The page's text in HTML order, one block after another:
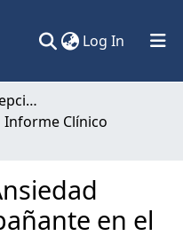
Log In (current)
Universidad de Concepción
Informe Clínico
en el